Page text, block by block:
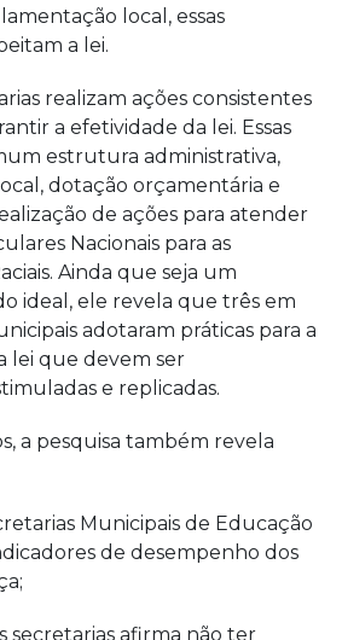
local, essas
a lei.
realizam ações consistentes
a efetividade da lei. Essas
estrutura administrativa,
dotação orçamentária e
de ações para atender
Nacionais para as
Ainda que seja um
ideal, ele revela que três em
adotaram práticas para a
lei que devem ser
e replicadas.
a pesquisa também revela
Municipais de Educação
de desempenho dos
secretarias afirma não ter